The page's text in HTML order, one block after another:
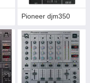
Pioneer djm350